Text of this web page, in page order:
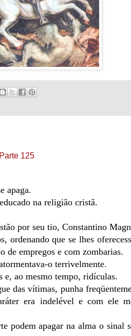
125
apaga.
na religião cristã.
por seu tio, Constantino
ordenando que se lhes
de empregos e com zombarias.
o terrivelmente.
e, ao mesmo tempo, ridículas.
das vítimas, punha
era indelével e com ele
podem apagar na alma o sinal